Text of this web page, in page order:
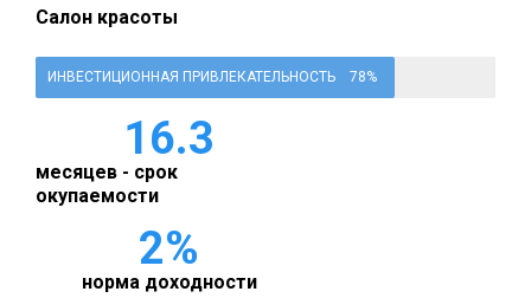
Салон красоты
ИНВЕСТИЦИОННАЯ ПРИВЛЕКАТЕЛЬНОСТЬ 78%
месяцев - срок
окупаемости
16.3
норма доходности
2%